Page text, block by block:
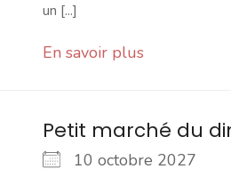
un [...]
En savoir plus
Petit marché du
10 octobre 2027